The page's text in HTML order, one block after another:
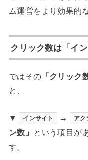
ム運営をより効果的
クリック数は「イ
ではその 「クリック
と、
▼ インサイト → アク
ン数」
という項目が
す。